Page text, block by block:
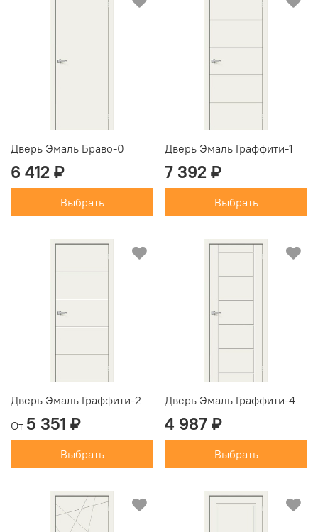
Дверь Эмаль Браво-0
6 412 ₽
Выбрать
Дверь Эмаль Граффити-1
7 392 ₽
Выбрать
Дверь Эмаль Граффити-2
От 5 351 ₽
Выбрать
Дверь Эмаль Граффити-4
4 987 ₽
Выбрать